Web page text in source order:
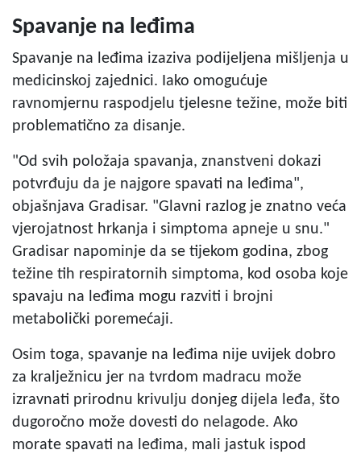
Spavanje na leđima
Spavanje na leđima izaziva podijeljena mišljenja u
medicinskoj zajednici. Iako omogućuje
ravnomjernu raspodjelu tjelesne težine, može biti
problematično za disanje.
"Od svih položaja spavanja, znanstveni dokazi
potvrđuju da je najgore spavati na leđima",
objašnjava Gradisar. "Glavni razlog je znatno veća
vjerojatnost hrkanja i simptoma apneje u snu."
Gradisar napominje da se tijekom godina, zbog
težine tih respiratornih simptoma, kod osoba koje
spavaju na leđima mogu razviti i brojni
metabolički poremećaji.
Osim toga, spavanje na leđima nije uvijek dobro
za kralježnicu jer na tvrdom madracu može
izravnati prirodnu krivulju donjeg dijela leđa, što
dugoročno može dovesti do nelagode. Ako
morate spavati na leđima, mali jastuk ispod